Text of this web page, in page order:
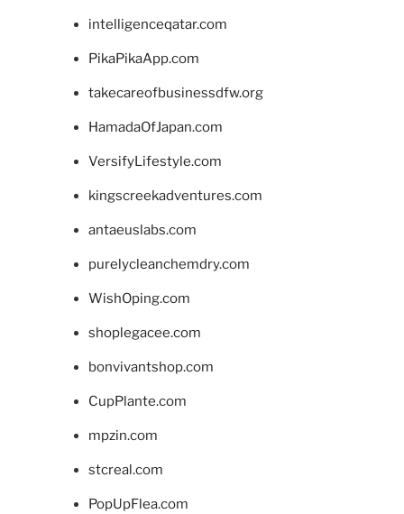
intelligenceqatar.com
PikaPikaApp.com
takecareofbusinessdfw.org
HamadaOfJapan.com
VersifyLifestyle.com
kingscreekadventures.com
antaeuslabs.com
purelycleanchemdry.com
WishOping.com
shoplegacee.com
bonvivantshop.com
CupPlante.com
mpzin.com
stcreal.com
PopUpFlea.com